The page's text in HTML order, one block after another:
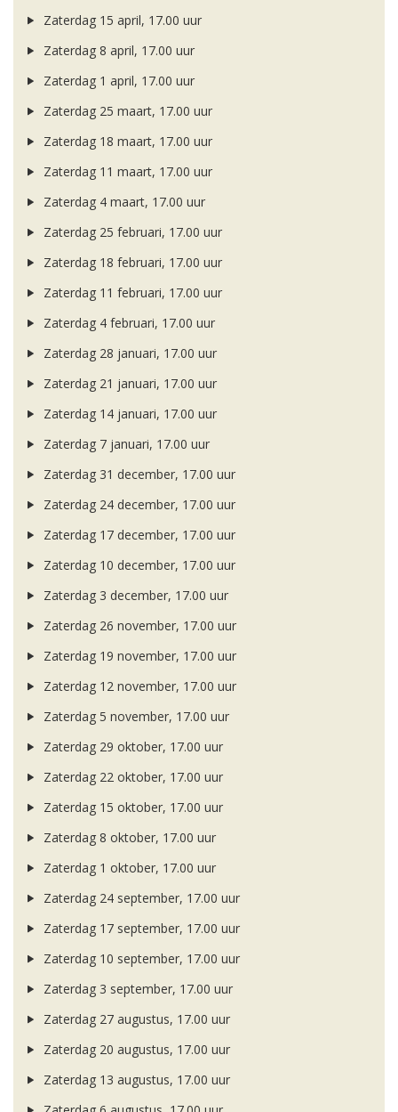
Zaterdag 15 april, 17.00 uur
Zaterdag 8 april, 17.00 uur
Zaterdag 1 april, 17.00 uur
Zaterdag 25 maart, 17.00 uur
Zaterdag 18 maart, 17.00 uur
Zaterdag 11 maart, 17.00 uur
Zaterdag 4 maart, 17.00 uur
Zaterdag 25 februari, 17.00 uur
Zaterdag 18 februari, 17.00 uur
Zaterdag 11 februari, 17.00 uur
Zaterdag 4 februari, 17.00 uur
Zaterdag 28 januari, 17.00 uur
Zaterdag 21 januari, 17.00 uur
Zaterdag 14 januari, 17.00 uur
Zaterdag 7 januari, 17.00 uur
Zaterdag 31 december, 17.00 uur
Zaterdag 24 december, 17.00 uur
Zaterdag 17 december, 17.00 uur
Zaterdag 10 december, 17.00 uur
Zaterdag 3 december, 17.00 uur
Zaterdag 26 november, 17.00 uur
Zaterdag 19 november, 17.00 uur
Zaterdag 12 november, 17.00 uur
Zaterdag 5 november, 17.00 uur
Zaterdag 29 oktober, 17.00 uur
Zaterdag 22 oktober, 17.00 uur
Zaterdag 15 oktober, 17.00 uur
Zaterdag 8 oktober, 17.00 uur
Zaterdag 1 oktober, 17.00 uur
Zaterdag 24 september, 17.00 uur
Zaterdag 17 september, 17.00 uur
Zaterdag 10 september, 17.00 uur
Zaterdag 3 september, 17.00 uur
Zaterdag 27 augustus, 17.00 uur
Zaterdag 20 augustus, 17.00 uur
Zaterdag 13 augustus, 17.00 uur